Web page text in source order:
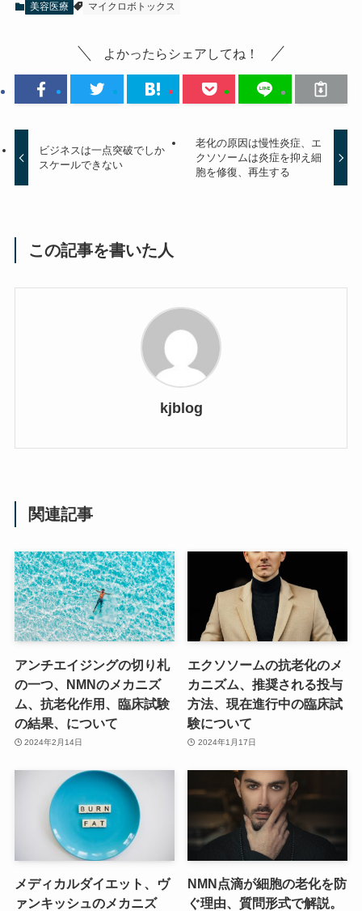
美容医療 マイクロボトックス
よかったらシェアしてね！
ビジネスは一点突破でしか
スケールできない
老化の原因は慢性炎症、エ
クソソームは炎症を抑え細
胞を修復、再生する
この記事を書いた人
kjblog
関連記事
アンチエイジングの切り札
の一つ、NMNのメカニズ
ム、抗老化作用、臨床試験
の結果、について
2024年2月14日
エクソソームの抗老化のメ
カニズム、推奨される投与
方法、現在進行中の臨床試
験について
2024年1月17日
メディカルダイエット、ヴ
ァンキッシュのメカニズ
NMN点滴が細胞の老化を防
ぐ理由、質問形式で解説。